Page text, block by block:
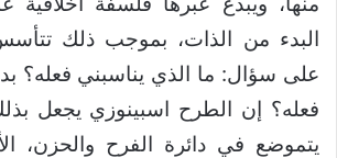
البدء من الذات، بموجب ذلك
على سؤال: ما الذي يناسبني فعله؟
فعله؟ إن الطرح اسبينوزي يجعل
يتموضع في دائرة الفرح والحزن،